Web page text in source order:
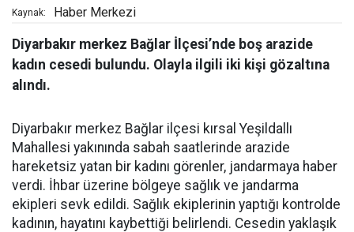
Kaynak: Haber Merkezi
Diyarbakır merkez Bağlar İlçesi’nde boş arazide
kadın cesedi bulundu. Olayla ilgili iki kişi gözaltına
alındı.
Diyarbakır merkez Bağlar ilçesi kırsal Yeşildallı
Mahallesi yakınında sabah saatlerinde arazide
hareketsiz yatan bir kadını görenler, jandarmaya haber
verdi. İhbar üzerine bölgeye sağlık ve jandarma
ekipleri sevk edildi. Sağlık ekiplerinin yaptığı kontrolde
kadının, hayatını kaybettiği belirlendi. Cesedin yaklaşık